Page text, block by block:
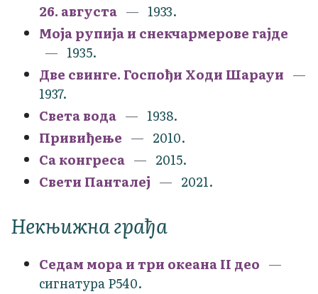
26. августа
1933.
Моја рупија и снекчармерове гајде
1935.
Две свинге. Госпођи Ходи Шарауи
1937.
Света вода
1938.
Привиђење
2010.
Са конгреса
2015.
Свети Панталеј
2021.
Некњижна грађа
Седам мора и три океана II део
сигнатура Р540.